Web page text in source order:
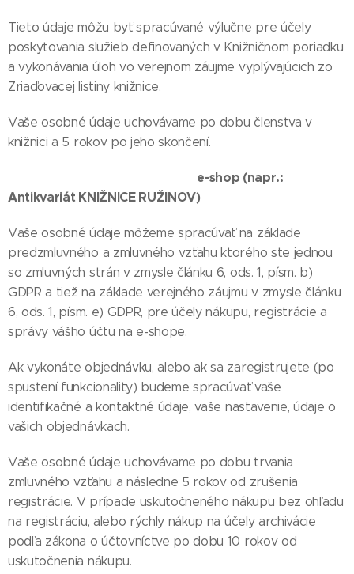
Tieto údaje môžu byť spracúvané výlučne pre účely
poskytovania služieb definovaných v Knižničnom poriadku
a vykonávania úloh vo verejnom záujme vyplývajúcich zo
Zriaďovacej listiny knižnice.
Vaše osobné údaje uchovávame po dobu členstva v
knižnici a 5 rokov po jeho skončení.
e-shop (napr.:
Antikvariát KNIŽNICE RUŽINOV)
Vaše osobné údaje môžeme spracúvať na základe
predzmluvného a zmluvného vzťahu ktorého ste jednou
so zmluvných strán v zmysle článku 6, ods. 1, písm. b)
GDPR a tiež na základe verejného záujmu v zmysle článku
6, ods. 1, písm. e) GDPR, pre účely nákupu, registrácie a
správy vášho účtu na e-shope.
Ak vykonáte objednávku, alebo ak sa zaregistrujete (po
spustení funkcionality) budeme spracúvať vaše
identifikačné a kontaktné údaje, vaše nastavenie, údaje o
vašich objednávkach.
Vaše osobné údaje uchovávame po dobu trvania
zmluvného vzťahu a následne 5 rokov od zrušenia
registrácie. V prípade uskutočneného nákupu bez ohľadu
na registráciu, alebo rýchly nákup na účely archivácie
podľa zákona o účtovníctve po dobu 10 rokov od
uskutočnenia nákupu.